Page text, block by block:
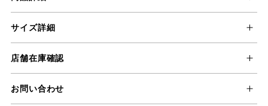
サイズ詳細
店舗在庫確認
お問い合わせ